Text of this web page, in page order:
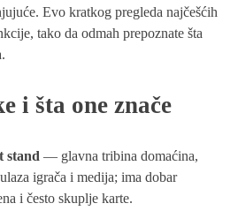
Evo kratkog pregleda najčešćih
tako da odmah prepoznate šta
i šta one znače
stand — glavna tribina domaćina,
igrača i medija; ima dobar
i često skuplje karte.